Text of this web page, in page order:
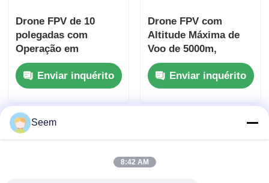
Drone FPV de 10
polegadas com
Operação em
Primeira Pessoa,
Carga Útil de 50kg e
Distância Máxima de
Voo de 20km
Enviar inquérito
Drone FPV com
Altitude Máxima de
Voo de 5000m,
Velocidade de 156
KM/H e Alcance de
20km para Aplicações
Industriais
Enviar inquérito
Seem
8:42 AM